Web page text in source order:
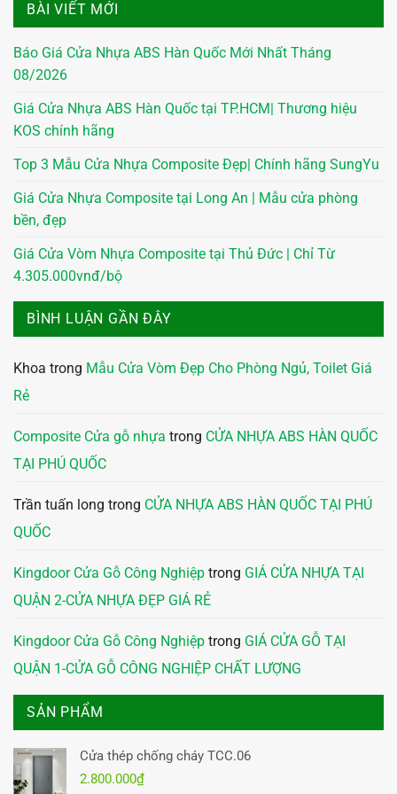
BÀI VIẾT MỚI
Báo Giá Cửa Nhựa ABS Hàn Quốc Mới Nhất Tháng
08/2026
Giá Cửa Nhựa ABS Hàn Quốc tại TP.HCM| Thương hiệu
KOS chính hãng
Top 3 Mẫu Cửa Nhựa Composite Đẹp| Chính hãng SungYu
Giá Cửa Nhựa Composite tại Long An | Mẫu cửa phòng
bền, đẹp
Giá Cửa Vòm Nhựa Composite tại Thủ Đức | Chỉ Từ
4.305.000vnđ/bộ
BÌNH LUẬN GẦN ĐÂY
Khoa trong Mẫu Cửa Vòm Đẹp Cho Phòng Ngủ, Toilet Giá
Rẻ
Composite Cửa gỗ nhựa trong CỬA NHỰA ABS HÀN QUỐC
TẠI PHÚ QUỐC
Trần tuấn long trong CỬA NHỰA ABS HÀN QUỐC TẠI PHÚ
QUỐC
Kingdoor Cửa Gỗ Công Nghiệp trong GIÁ CỬA NHỰA TẠI
QUẬN 2-CỬA NHỰA ĐẸP GIÁ RẺ
Kingdoor Cửa Gỗ Công Nghiệp trong GIÁ CỬA GỖ TẠI
QUẬN 1-CỬA GỖ CÔNG NGHIỆP CHẤT LƯỢNG
SẢN PHẨM
Cửa thép chống cháy TCC.06
2.800.000₫